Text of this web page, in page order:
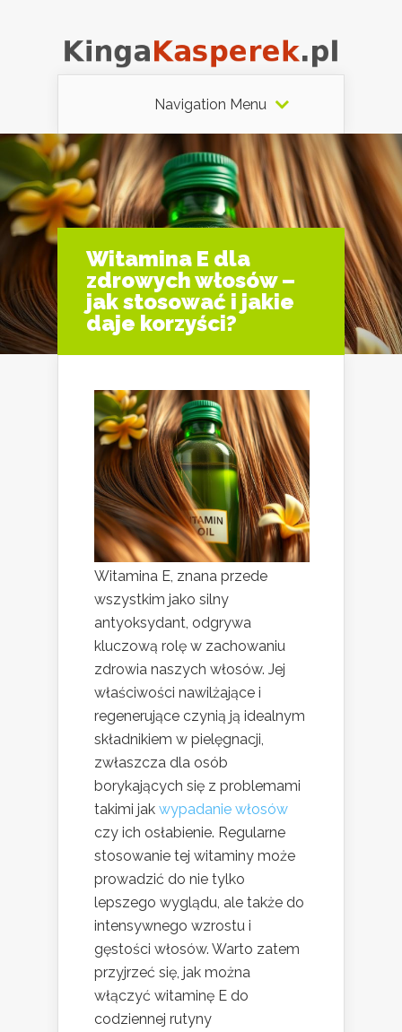
Navigation Menu
Witamina E dla
zdrowych włosów –
jak stosować i jakie
daje korzyści?
Witamina E, znana przede
wszystkim jako silny
antyoksydant, odgrywa
kluczową rolę w zachowaniu
zdrowia naszych włosów. Jej
właściwości nawilżające i
regenerujące czynią ją idealnym
składnikiem w pielęgnacji,
zwłaszcza dla osób
borykających się z problemami
takimi jak wypadanie włosów
czy ich osłabienie. Regularne
stosowanie tej witaminy może
prowadzić do nie tylko
lepszego wyglądu, ale także do
intensywnego wzrostu i
gęstości włosów. Warto zatem
przyjrzeć się, jak można
włączyć witaminę E do
codziennej rutyny